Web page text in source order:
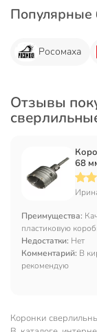
Популярные
Росомаха
Отзывы
68
Преимущества:
пластиковую
Недостатки: Нет
Комментарий: В
рекомендую
Коронки